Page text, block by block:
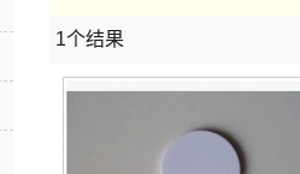
1个结果